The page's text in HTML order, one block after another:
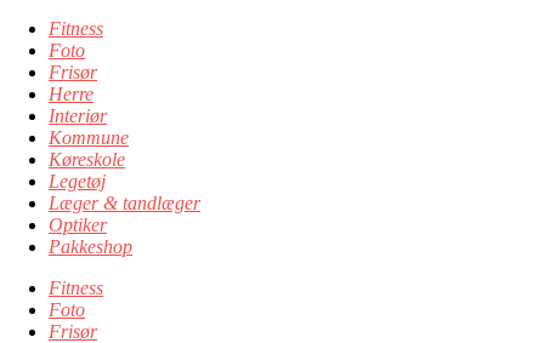
Fitness
Foto
Frisør
Herre
Interiør
Kommune
Køreskole
Legetøj
Læger & tandlæger
Optiker
Pakkeshop
Fitness
Foto
Frisør